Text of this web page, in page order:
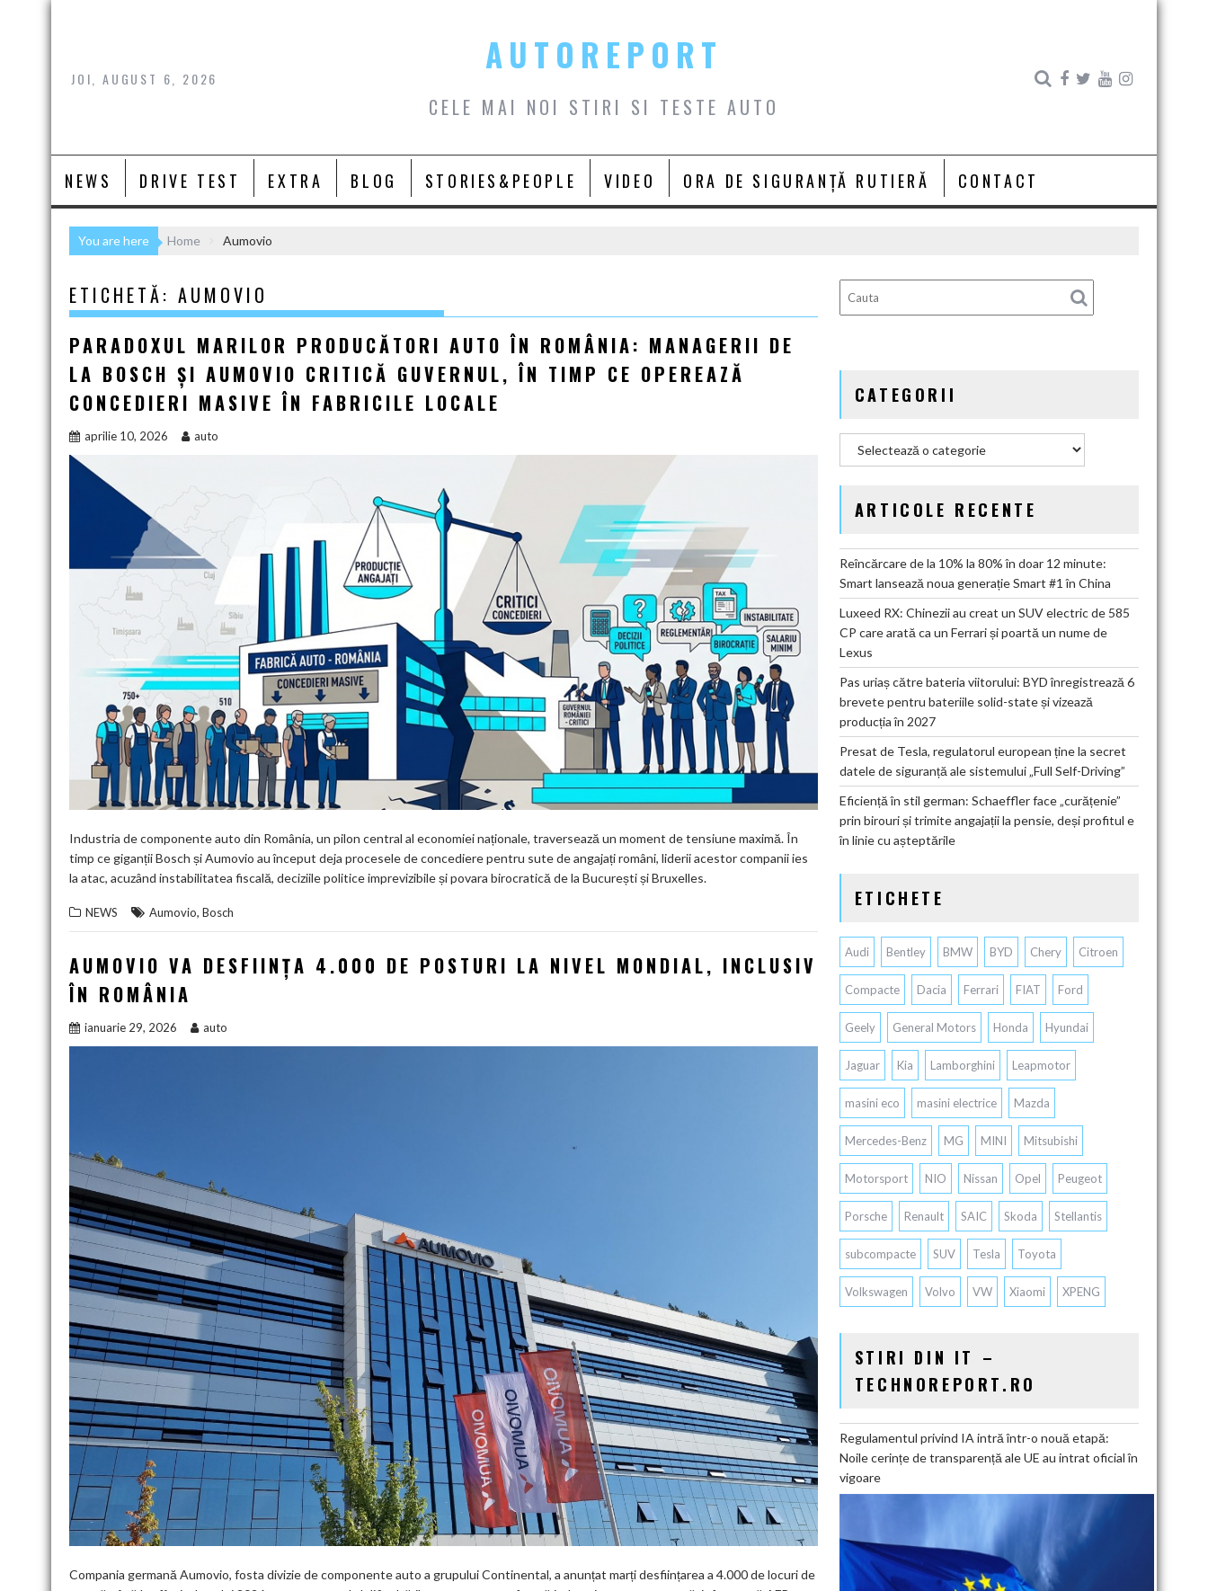
Skip
JOI, AUGUST 6, 2026
AUTOREPORT
CELE MAI NOI STIRI SI TESTE AUTO
NEWS DRIVE TEST EXTRA BLOG STORIES&PEOPLE VIDEO ORA DE SIGURANȚĂ RUTIERĂ CONTACT
You are here Home Aumovio
ETICHETĂ: AUMOVIO
PARADOXUL MARILOR PRODUCĂTORI AUTO ÎN ROMÂNIA: MANAGERII DE
LA BOSCH ȘI AUMOVIO CRITICĂ GUVERNUL, ÎN TIMP CE OPEREAZĂ
CONCEDIERI MASIVE ÎN FABRICILE LOCALE
aprilie 10, 2026 auto
Industria de componente auto din România, un pilon central al economiei naționale, traversează un moment de tensiune maximă. În
timp ce giganții Bosch și Aumovio au început deja procesele de concediere pentru sute de angajați români, liderii acestor companii ies
la atac, acuzând instabilitatea fiscală, deciziile politice imprevizibile și povara birocratică de la București și Bruxelles.
NEWS Aumovio, Bosch
AUMOVIO VA DESFIINȚA 4.000 DE POSTURI LA NIVEL MONDIAL, INCLUSIV
ÎN ROMÂNIA
ianuarie 29, 2026 auto
Compania germană Aumovio, fosta divizie de componente auto a grupului Continental, a anunțat marți desființarea a 4.000 de locuri de
CATEGORII
ARTICOLE RECENTE
Reîncărcare de la 10% la 80% în doar 12 minute:
Smart lansează noua generație Smart #1 în China
Luxeed RX: Chinezii au creat un SUV electric de 585
CP care arată ca un Ferrari și poartă un nume de
Lexus
Pas uriaș către bateria viitorului: BYD înregistrează 6
brevete pentru bateriile solid-state și vizează
producția în 2027
Presat de Tesla, regulatorul european ține la secret
datele de siguranță ale sistemului „Full Self-Driving”
Eficiență în stil german: Schaeffler face „curățenie”
prin birouri și trimite angajații la pensie, deși profitul e
în linie cu așteptările
ETICHETE
Audi Bentley BMW BYD Chery Citroen
Compacte Dacia Ferrari FIAT Ford
Geely General Motors Honda Hyundai
Jaguar Kia Lamborghini Leapmotor
masini eco masini electrice Mazda
Mercedes-Benz MG MINI Mitsubishi
Motorsport NIO Nissan Opel Peugeot
Porsche Renault SAIC Skoda Stellantis
subcompacte SUV Tesla Toyota
Volkswagen Volvo VW Xiaomi XPENG
STIRI DIN IT –
TECHNOREPORT.RO
Regulamentul privind IA intră într-o nouă etapă:
Noile cerințe de transparență ale UE au intrat oficial în
vigoare